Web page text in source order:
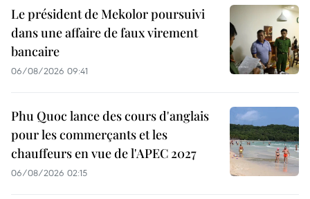
Le président de Mekolor poursuivi
dans une affaire de faux virement
bancaire
06/08/2026 09:41
Phu Quoc lance des cours d'anglais
pour les commerçants et les
chauffeurs en vue de l'APEC 2027
06/08/2026 02:15